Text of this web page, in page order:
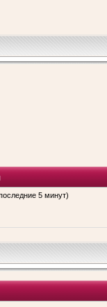
5 минут)